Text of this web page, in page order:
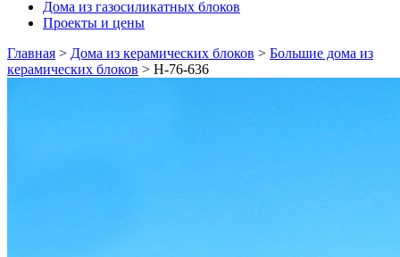
Дома из газосиликатных блоков
Проекты и цены
Главная > Дома из керамических блоков > Большие дома из
керамических блоков > Н-76-636